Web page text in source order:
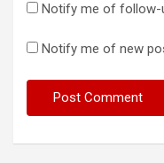
Notify me of follow-
Notify me of new